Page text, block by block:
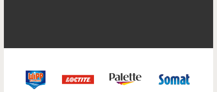
Cómo desinfectar y limpiar el
...